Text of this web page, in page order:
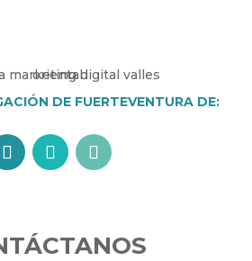
DE FUERTEVENTURA DE: